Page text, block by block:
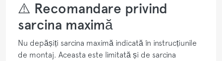
⚠️ Recomandare privind
sarcina maximă
Nu depășiți sarcina maximă indicată în instrucțiunile
de montaj. Aceasta este limitată și de sarcina